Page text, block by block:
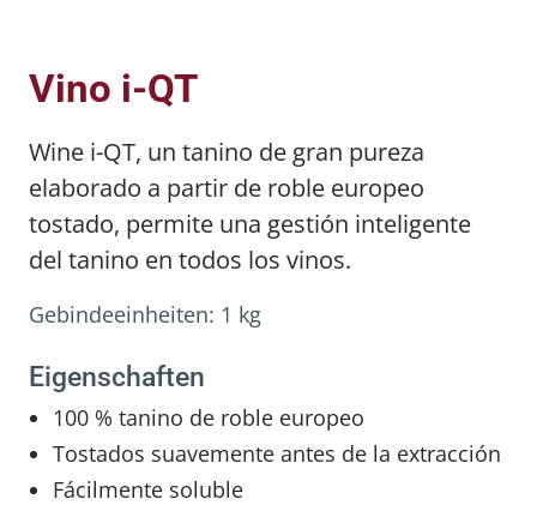
Vino i-QT
Wine i-QT, un tanino de gran pureza
elaborado a partir de roble europeo
tostado, permite una gestión inteligente
del tanino en todos los vinos.
Gebindeeinheiten: 1 kg
Eigenschaften
100 % tanino de roble europeo
Tostados suavemente antes de la extracción
Fácilmente soluble